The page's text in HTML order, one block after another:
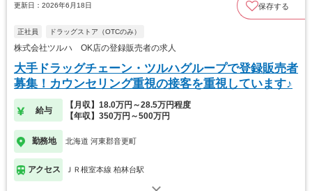
更新日：2026年6月18日 保存する
正社員 ドラッグストア（OTCのみ）
株式会社ツルハ OK店の登録販売者の求人
大手ドラッグチェーン・ツルハグループで登録販売者
募集！カウンセリング重視の接客を重視しています♪
給与
【月収】18.0万円～28.5万円程度
【年収】350万円～500万円
勤務地 北海道 河東郡音更町
アクセス ＪＲ根室本線 柏林台駅